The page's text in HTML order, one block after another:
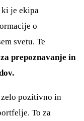
ki je ekipa
o
svetu. Te
prepoznavanje in
pozitivno in
To za